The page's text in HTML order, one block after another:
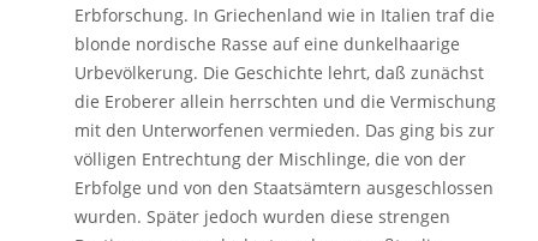
Erbforschung. In Griechenland wie in Italien traf die
blonde nordische Rasse auf eine dunkelhaarige
Urbevölkerung. Die Geschichte lehrt, daß zunächst
die Eroberer allein herrschten und die Vermischung
mit den Unterworfenen vermieden. Das ging bis zur
völligen Entrechtung der Mischlinge, die von der
Erbfolge und von den Staatsämtern ausgeschlossen
wurden. Später jedoch wurden diese strengen